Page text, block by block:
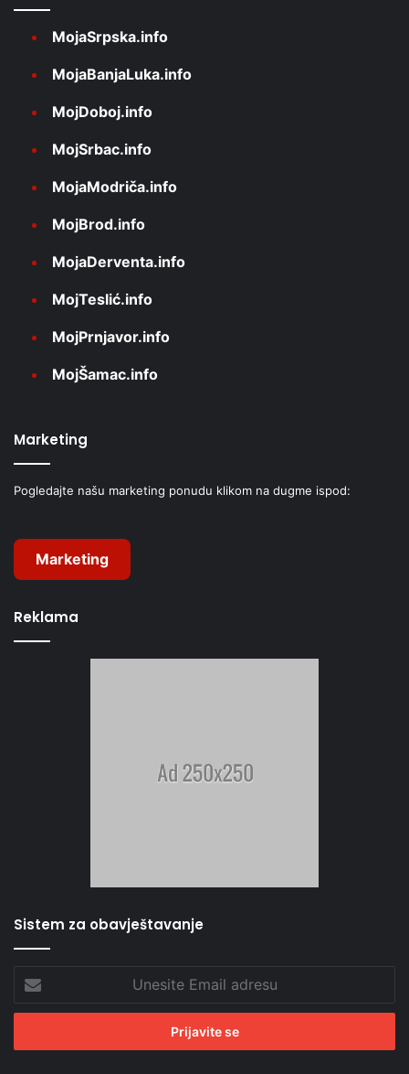
MojaSrpska.info
MojaBanjaLuka.info
MojDoboj.info
MojSrbac.info
MojaModriča.info
MojBrod.info
MojaDerventa.info
MojTeslić.info
MojPrnjavor.info
MojŠamac.info
Marketing
Pogledajte našu marketing ponudu klikom na dugme ispod:
Marketing
Reklama
Sistem za obavještavanje
Email
adresu